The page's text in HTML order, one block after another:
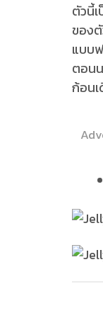
ตัวนี้เ
ของ
แบบ
ตอน
ก้อน